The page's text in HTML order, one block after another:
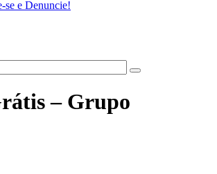
se e Denuncie!
– Grupo